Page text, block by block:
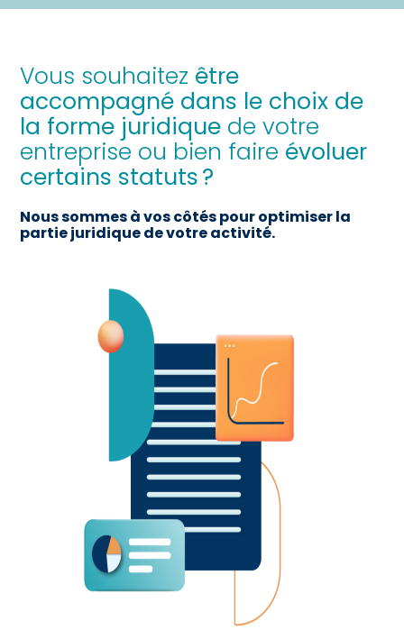
Vous souhaitez être
accompagné dans le choix de
la forme juridique de votre
entreprise ou bien faire évoluer
certains statuts ?
Nous sommes à vos côtés pour optimiser la
partie juridique de votre activité.